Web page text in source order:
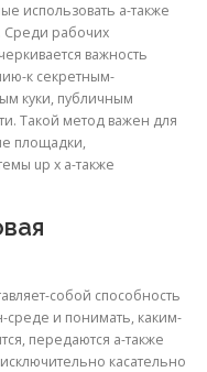
использовать а-также
Среди рабочих
важность
к секретным-
куки, публичным
Такой метод важен для
площадки,
up x а-также
собой способность
среде и понимать, каким-
передаются а-также
касательно